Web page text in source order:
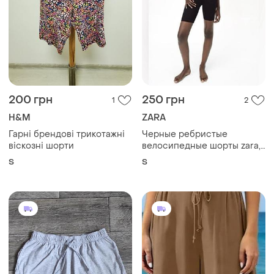
200 грн 1
H&M
Гарні брендові трикотажні
віскозні шорти
S
250 грн 2
ZARA
Черные ребристые
велосипедные шорты zara,
размер s
S